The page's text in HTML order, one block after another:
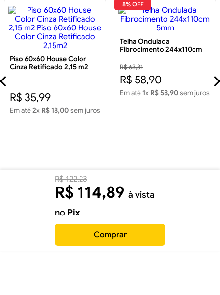
Piso 60x60 House Color
Cinza Retificado 2,15 m2
R$ 35,99
Em até2x R$ 18,00sem juros
8% OFF
Telha Ondulada
Fibrocimento 244x110cm
R$ 63,81
R$ 58,90
Em até 1x R$ 58,90sem juros
R$ 122,23
R$ 114,89 à vista
no Pix
Comprar